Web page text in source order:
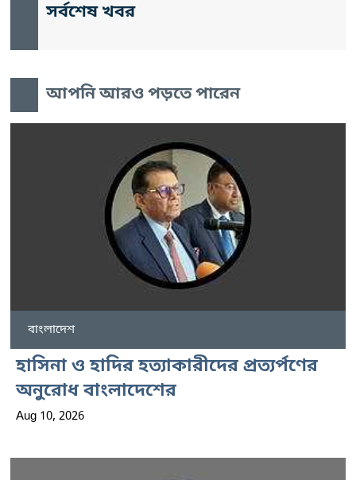
সর্বশেষ খবর
আপনি আরও পড়তে পারেন
বাংলাদেশ
হাসিনা ও হাদির হত্যাকারীদের প্রত্যর্পণের
অনুরোধ বাংলাদেশের
Aug 10, 2026